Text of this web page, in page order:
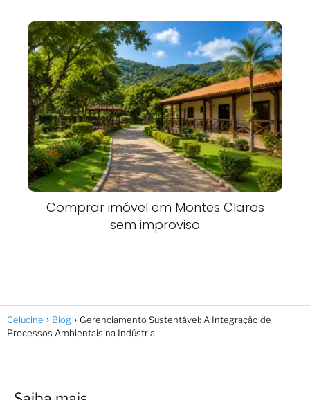
Comprar imóvel em Montes Claros
sem improviso
Celucine Blog
Gerenciamento Sustentável: A Integração de
Processos Ambientais na Indústria